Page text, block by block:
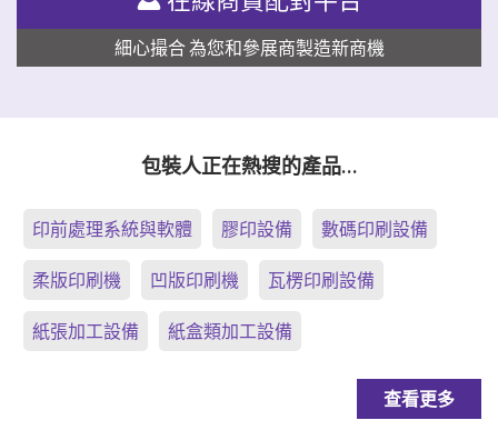
細心撮合 為您和參展商製造新商機
包裝人正在熱搜的產品…
印前處理系統與軟體 膠印設備 數碼印刷設備
柔版印刷機 凹版印刷機 瓦楞印刷設備
紙張加工設備 紙盒類加工設備
查看更多